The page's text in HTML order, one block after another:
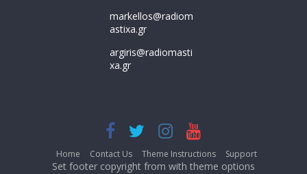
markellos@radiom
astixa.gr
argiris@radiomasti
xa.gr
Home Contact Us Theme Instructions Support
Set footer copyright from with theme options